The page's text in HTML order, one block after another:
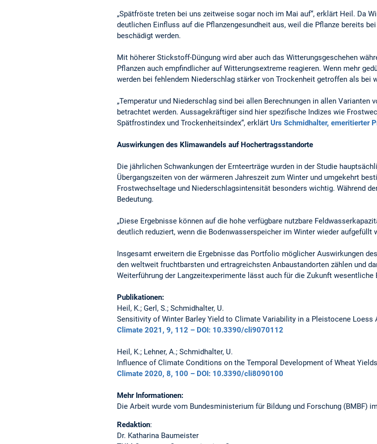
„Spätfröste treten bei uns zeitweise sogar noch im Mai auf“, erklärt Heil. Da
deutlichen Einfluss auf die Pflanzengesundheit aus, weil die Pflanze bereits
beschädigt werden.
Mit höherer Stickstoff-Düngung wird aber auch das Witterungsgeschehen
Pflanzen auch empfindlicher auf Witterungsextreme reagieren. Wenn mehr
werden bei fehlendem Niederschlag stärker von Trockenheit getroffen als bei
„Temperatur und Niederschlag sind bei allen Berechnungen in allen
betrachtet werden. Aussagekräftiger sind hier spezifische Indizes wie
Spätfrostindex und Trockenheitsindex“, erklärt Urs Schmidhalter, emeritierter
Auswirkungen des Klimawandels auf Hochertragsstandorte
Die jährlichen Schwankungen der Ernteerträge wurden in der Studie
Übergangszeiten von der wärmeren Jahreszeit zum Winter und umgekehrt
Frostwechseltage und Niederschlagsintensität besonders wichtig. Während
Bedeutung.
„Diese Ergebnisse können auf die hohe verfügbare nutzbare
deutlich reduziert, wenn die Bodenwasserspeicher im Winter wieder aufgefüllt
Insgesamt erweitern die Ergebnisse das Portfolio möglicher Auswirkungen
den weltweit fruchtbarsten und ertragreichsten Anbaustandorten zählen und
Weiterführung der Langzeitexperimente lässt auch für die Zukunft
Publikationen:
Heil, K.; Gerl, S.; Schmidhalter, U.
Sensitivity of Winter Barley Yield to Climate Variability in a Pleistocene Loess
Climate 2021, 9, 112 – DOI: 10.3390/cli9070112
Heil, K.; Lehner, A.; Schmidhalter, U.
Influence of Climate Conditions on the Temporal Development of Wheat
Climate 2020, 8, 100 – DOI: 10.3390/cli8090100
Mehr Informationen:
Die Arbeit wurde vom Bundesministerium für Bildung und Forschung (BMBF)
Redaktion:
Dr. Katharina Baumeister